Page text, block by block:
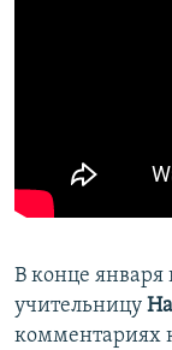
В конце января
учительницу
комментариях